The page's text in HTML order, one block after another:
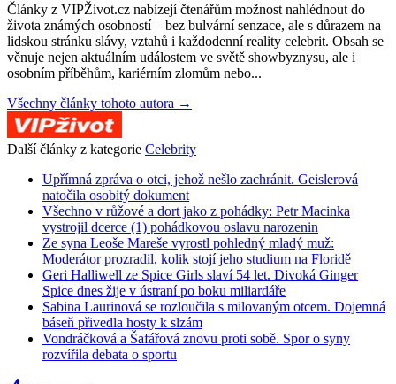
Články z VIPŽivot.cz nabízejí čtenářům možnost nahlédnout do
života známých osobností – bez bulvární senzace, ale s důrazem na
lidskou stránku slávy, vztahů i každodenní reality celebrit. Obsah se
věnuje nejen aktuálním událostem ve světě showbyznysu, ale i
osobním příběhům, kariérním zlomům nebo...
Všechny články tohoto autora →
Další články z kategorie Celebrity
Upřímná zpráva o otci, jehož nešlo zachránit. Geislerová
natočila osobitý dokument
Všechno v růžové a dort jako z pohádky: Petr Macinka
vystrojil dcerce (1) pohádkovou oslavu narozenin
Ze syna Leoše Mareše vyrostl pohledný mladý muž:
Moderátor prozradil, kolik stojí jeho studium na Floridě
Geri Halliwell ze Spice Girls slaví 54 let. Divoká Ginger
Spice dnes žije v ústraní po boku miliardáře
Sabina Laurinová se rozloučila s milovaným otcem. Dojemná
báseň přivedla hosty k slzám
Vondráčková a Šafářová znovu proti sobě. Spor o syny
rozvířila debata o sportu